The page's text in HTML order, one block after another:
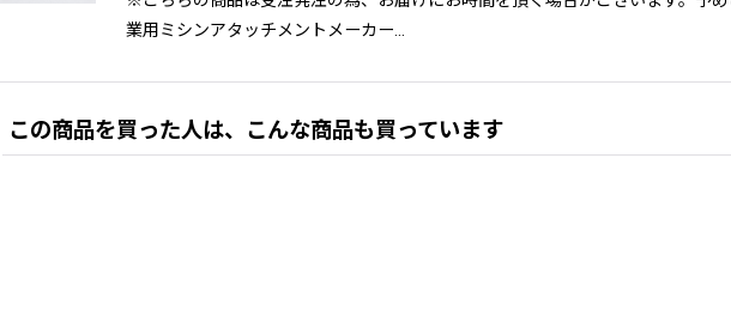
業用ミシンアタッチメントメーカー…
この商品を買った人は、こんな商品も買っています